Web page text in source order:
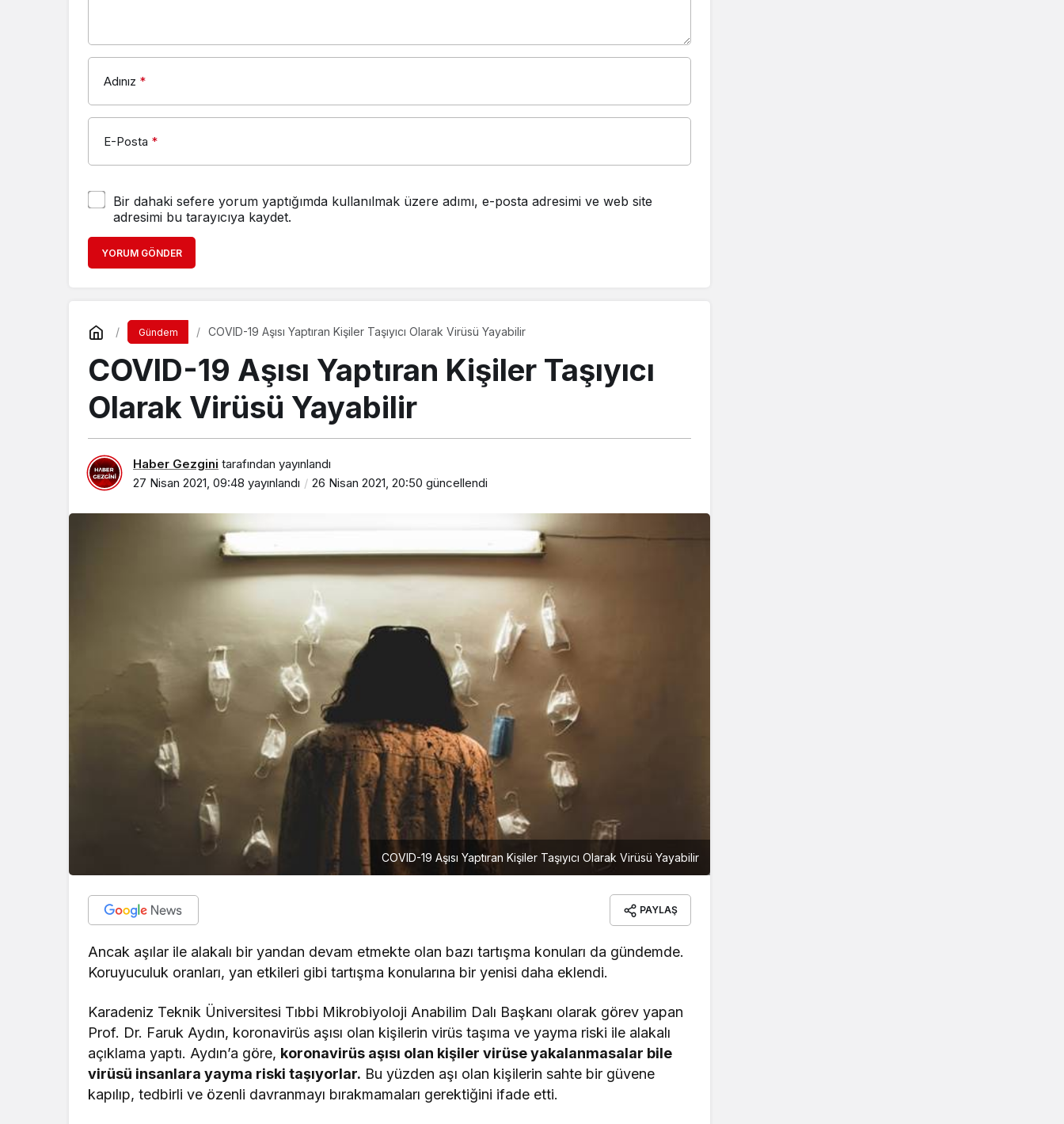
Adınız *
E-Posta *
Bir dahaki sefere yorum yaptığımda kullanılmak üzere adımı, e-posta adresimi ve web site
adresimi bu tarayıcıya kaydet.
YORUM GÖNDER
Gündem COVID-19 Aşısı Yaptıran Kişiler Taşıyıcı Olarak Virüsü Yayabilir
COVID-19 Aşısı Yaptıran Kişiler Taşıyıcı
Olarak Virüsü Yayabilir
Haber Gezgini tarafından yayınlandı
27 Nisan 2021, 09:48 yayınlandı 26 Nisan 2021, 20:50 güncellendi
COVID-19 Aşısı Yaptıran Kişiler Taşıyıcı Olarak Virüsü Yayabilir
PAYLAŞ
Ancak aşılar ile alakalı bir yandan devam etmekte olan bazı tartışma konuları da gündemde.
Koruyuculuk oranları, yan etkileri gibi tartışma konularına bir yenisi daha eklendi.
Karadeniz Teknik Üniversitesi Tıbbi Mikrobiyoloji Anabilim Dalı Başkanı olarak görev yapan
Prof. Dr. Faruk Aydın, koronavirüs aşısı olan kişilerin virüs taşıma ve yayma riski ile alakalı
açıklama yaptı. Aydın’a göre, koronavirüs aşısı olan kişiler virüse yakalanmasalar bile
virüsü insanlara yayma riski taşıyorlar. Bu yüzden aşı olan kişilerin sahte bir güvene
kapılıp, tedbirli ve özenli davranmayı bırakmamaları gerektiğini ifade etti.